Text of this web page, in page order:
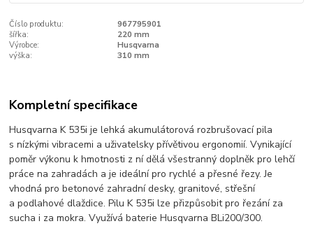
Číslo produktu:
967795901
šířka:
220 mm
Výrobce:
Husqvarna
výška:
310 mm
Kompletní specifikace
Husqvarna K 535i je lehká akumulátorová rozbrušovací pila
s nízkými vibracemi a uživatelsky přívětivou ergonomií. Vynikající
poměr výkonu k hmotnosti z ní dělá všestranný doplněk pro lehčí
práce na zahradách a je ideální pro rychlé a přesné řezy. Je
vhodná pro betonové zahradní desky, granitové, střešní
a podlahové dlaždice. Pilu K 535i lze přizpůsobit pro řezání za
sucha i za mokra. Využívá baterie Husqvarna BLi200/300.